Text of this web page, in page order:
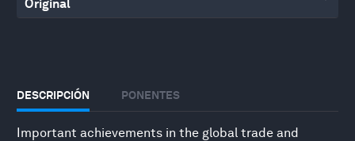
DESCRIPCIÓN PONENTES
Important achievements in the global trade and